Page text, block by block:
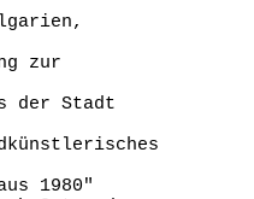
zur
der Stadt
1980"